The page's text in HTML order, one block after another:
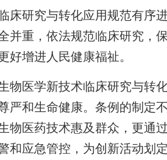
研究与转化应用规范有序
并重，依法规范临床研究，
好增进人民健康福祉。
医学新技术临床研究与转
严和生命健康。条例的制定
物医药技术惠及群众，更通
和应急管控，为创新活动划